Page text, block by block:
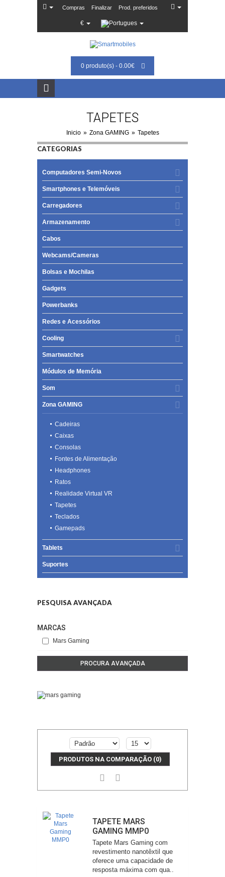
Compras Finalizar Prod. preferidos
€
0 produto(s) - 0.00€
TAPETES
Inicio » Zona GAMING » Tapetes
CATEGORIAS
Computadores Semi-Novos
Smartphones e Telemóveis
Carregadores
Armazenamento
Cabos
Webcams/Cameras
Bolsas e Mochilas
Gadgets
Powerbanks
Redes e Acessórios
Cooling
Smartwatches
Módulos de Memória
Som
Zona GAMING
Cadeiras
Caixas
Consolas
Fontes de Alimentação
Headphones
Ratos
Realidade Virtual VR
Tapetes
Teclados
Gamepads
Tablets
Suportes
PESQUISA AVANÇADA
MARCAS
Mars Gaming
PROCURA AVANÇADA
PRODUTOS NA COMPARAÇÃO (0)
TAPETE MARS
GAMING MMP0
Tapete Mars Gaming com
revestimento nanotêxtil que
oferece uma capacidade de
resposta máxima com qua..